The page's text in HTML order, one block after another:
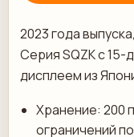
2023 года
Серия SQZK с
дисплеем из
Хранение: 200
ограничений